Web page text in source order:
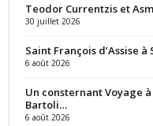
Teodor Currentzis et
30 juillet 2026
Saint François d’Assise
6 août 2026
Un consternant Voyage
Bartoli…
6 août 2026